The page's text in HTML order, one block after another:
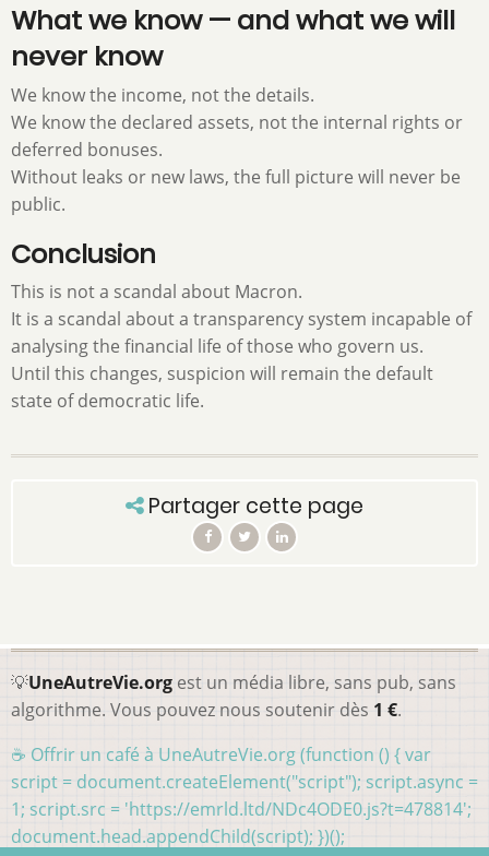
What we know — and what we will
never know
We know the income, not the details.
We know the declared assets, not the internal rights or
deferred bonuses.
Without leaks or new laws, the full picture will never be
public.
Conclusion
This is not a scandal about Macron.
It is a scandal about a transparency system incapable of
analysing the financial life of those who govern us.
Until this changes, suspicion will remain the default
state of democratic life.
Partager cette page
💡UneAutreVie.org est un média libre, sans pub, sans
algorithme. Vous pouvez nous soutenir dès 1 €.
☕ Offrir un café à UneAutreVie.org (function () { var
script = document.createElement("script"); script.async =
1; script.src = 'https://emrld.ltd/NDc4ODE0.js?t=478814';
document.head.appendChild(script); })();